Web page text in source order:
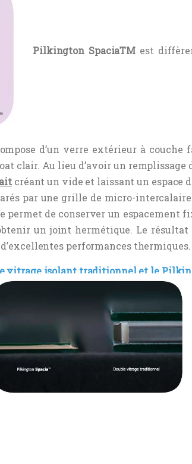
Pilkington SpaciaTM est
d’un verre extérieur à
clair. Au lieu d’avoir un remplissage
créant un vide et laissant un espace
par une grille de micro-
permet de conserver un espacement
un joint hermétique. Le résultat
performances thermiques.
vitrage isolant traditionnel et le